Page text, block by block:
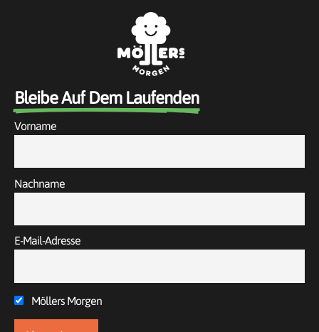
Bleibe Auf Dem Laufenden
Vorname
Nachname
E-Mail-Adresse
Möllers Morgen